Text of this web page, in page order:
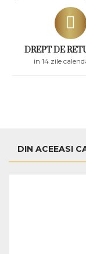
DREPT DE
in 14 zile
DIN ACEEASI